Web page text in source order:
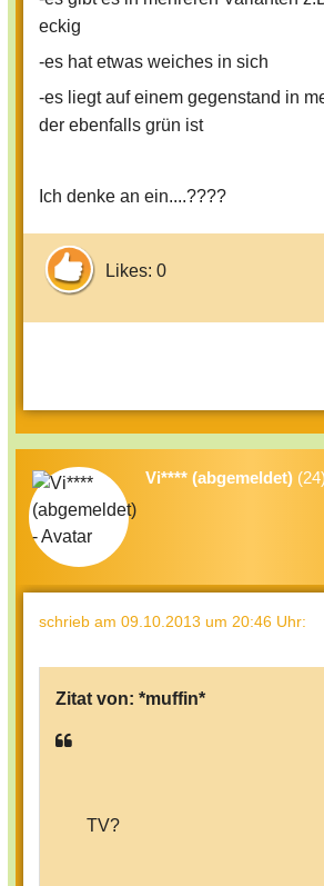
eckig
-es hat etwas weiches in sich
-es liegt auf einem gegenstand in
der ebenfalls grün ist
Ich denke an ein....????
Likes: 0
Vi**** (abgemeldet) (24)
schrieb am 09.10.2013 um 20:46 Uhr:
Zitat von: *muffin*
TV?